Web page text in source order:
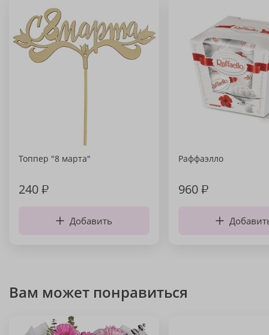
Топпер "8 марта"
240₽
Добавить
Раффаэлло
960₽
Вам может понравиться